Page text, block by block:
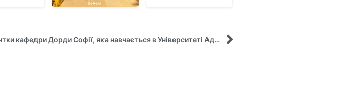
Відгук студентки кафедри Дорди Софії, яка навчається в Університеті Адама Міцкевича (Польща)